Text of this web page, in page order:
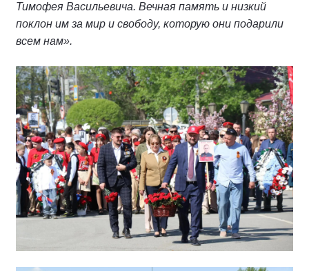
Тимофея Васильевича. Вечная память и низкий
поклон им за мир и свободу, которую они подарили
всем нам».